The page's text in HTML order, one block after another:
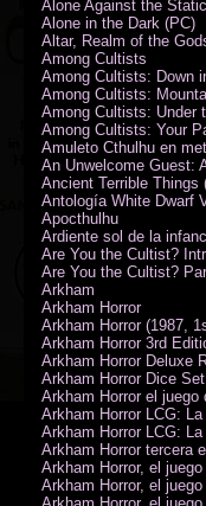
Alone Against the Static
Alone in the Dark (PC)
Altar, Realm of the
Among Cultists
Among Cultists: Down
Among Cultists:
Among Cultists: Under
Among Cultists: Your
Amuleto Cthulhu en
An Unwelcome Guest:
Ancient Terrible Things
Antología White Dwarf
Apocthulhu
Ardiente sol de la
Are You the Cultist?
Are You the Cultist?
Arkham
Arkham Horror
Arkham Horror (1987,
Arkham Horror 3rd
Arkham Horror Deluxe
Arkham Horror Dice
Arkham Horror el
Arkham Horror LCG:
Arkham Horror LCG:
Arkham Horror tercera
Arkham Horror, el
Arkham Horror, el